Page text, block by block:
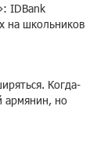
IDBank
на школьников
Когда-
армянин, но